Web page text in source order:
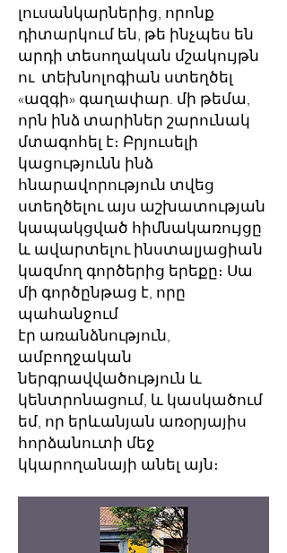
լուսանկարներից, որոնք
դիտարկում են, թե ինչպես են
արդի տեսողական մշակույթն
ու տեխնոլոգիան ստեղծել
«ազգի» գաղափար. մի թեմա,
որն ինձ տարիներ շարունակ
մտագոհել է։ Բրյուսելի
կացությունն ինձ
հնարավորություն տվեց
ստեղծելու այս աշխատության
կապակցված հիմնակառույցը
և ավարտելու ինստալյացիան
կազմող գործերից երեքը։ Սա
մի գործընթաց է, որը
պահանջում
էր առանձնություն,
ամբողջական
ներգրավվածություն և
կենտրոնացում, և կասկածում
եմ, որ երևանյան առօրյայիս
հորձանուտի մեջ
կկարողանայի անել այն։